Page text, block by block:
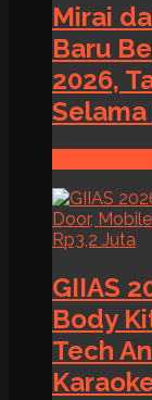
Mirai
Baru
2026,
GIIAS
Body
Tech